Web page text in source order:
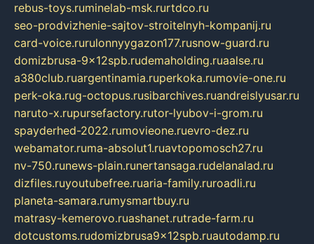
rebus-toys.ruminelab-msk.rurtdco.ru
seo-prodvizhenie-sajtov-stroitelnyh-kompanij.ru
card-voice.rurulonnyygazon177.rusnow-guard.ru
domizbrusa-9x12spb.rudemaholding.ruaalse.ru
a380club.ruargentinamia.ruperkoka.rumovie-one.ru
perk-oka.rug-octopus.rusibarchives.ruandreislyusar.ru
naruto-x.rupursefactory.rutor-lyubov-i-grom.ru
spayderhed-2022.rumovieone.ruevro-dez.ru
webamator.ruma-absolut1.ruavtopomosch27.ru
nv-750.runews-plain.runertansaga.rudelanalad.ru
dizfiles.ruyoutubefree.ruaria-family.ruroadli.ru
planeta-samara.rumysmartbuy.ru
matrasy-kemerovo.ruashanet.rutrade-farm.ru
dotcustoms.rudomizbrusa9x12spb.ruautodamp.ru